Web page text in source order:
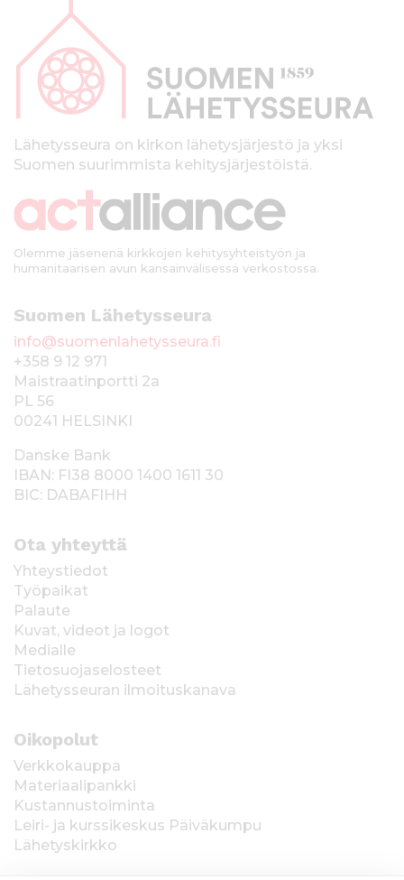
p
kLähetysseura on kirkon lähetysjärjestö ja yksi
Suomen suurimmista kehitysjärjestöistä.
Olemme jäsenenä kirkkojen kehitysyhteistyön ja
humanitaarisen avun kansainvälisessä verkostossa.
Suomen Lähetysseura
info@suomenlahetysseura.fi
+358 9 12 971
Maistraatinportti 2a
PL 56
00241 HELSINKI
Danske Bank
IBAN: FI38 8000 1400 1611 30
BIC: DABAFIHH
Ota yhteyttä
Yhteystiedot
Työpaikat
Palaute
Kuvat, videot ja logot
Medialle
Tietosuojaselosteet
Lähetysseuran ilmoituskanava
Oikopolut
Verkkokauppa
Materiaalipankki
Kustannustoiminta
Leiri- ja kurssikeskus Päiväkumpu
Lähetyskirkko